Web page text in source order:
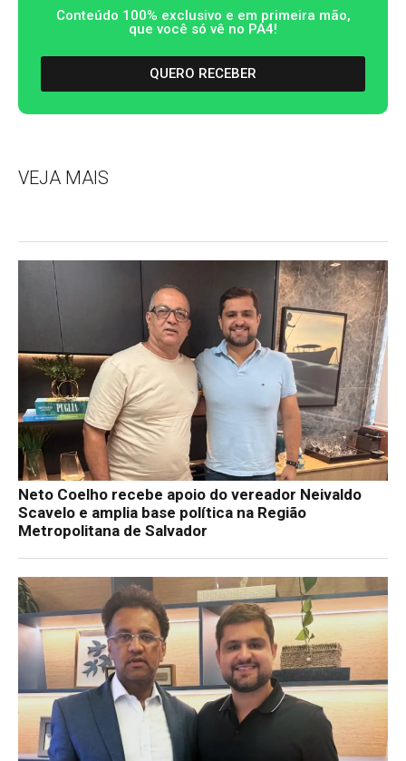
Conteúdo 100% exclusivo e em primeira mão,
que você só vê no PA4!
QUERO RECEBER
VEJA MAIS
Neto Coelho recebe apoio do vereador Neivaldo
Scavelo e amplia base política na Região
Metropolitana de Salvador